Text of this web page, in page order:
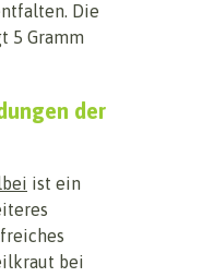
Die
5 Gramm
der
ist ein
bei